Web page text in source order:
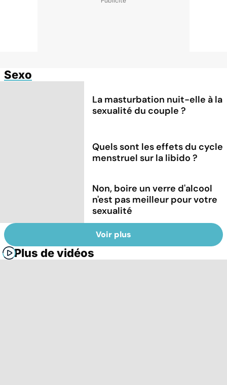
Sexo
La masturbation nuit-elle à la
sexualité du couple ?
Quels sont les effets du cycle
menstruel sur la libido ?
Non, boire un verre d'alcool
n'est pas meilleur pour votre
sexualité
Voir plus
Plus de vidéos